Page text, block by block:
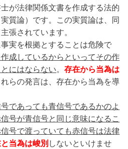
が法律関係文書を作成する法的
質論）です。この実質論は、同
張されています。
実を根拠とすることは危険で
成しているからといってその作
にはならない。 存在から当為は
らの発言は、存在から当為を導
であっても青信号であるかのよ
号が青信号と同じ意味になるこ
号で渡っていても赤信号は法律
当為は峻別 しないといけませ